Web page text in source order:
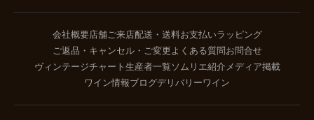
会社概要店舗ご来店配送・送料お支払いラッピング
ご返品・キャンセル・ご変更よくある質問 お問合せ
ヴィンテージチャート 生産者一覧 ソムリエ紹介 メディア掲載
ワイン情報ブログデリバリーワイン